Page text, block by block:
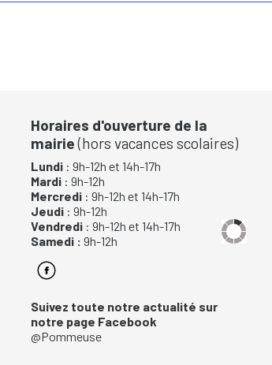
Horaires d'ouverture de la
mairie(hors vacances scolaires)
Lundi: 9h-12h et 14h-17h
Mardi : 9h-12h
Mercredi : 9h-12h et 14h-17h
Jeudi : 9h-12h
Vendredi : 9h-12h et 14h-17h
Samedi : 9h-12h
Suivez toute notre actualité sur
notre page Facebook
@Pommeuse